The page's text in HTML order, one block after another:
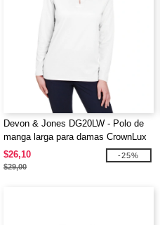
Devon & Jones DG20LW - Polo de
manga larga para damas CrownLux
Performance Plaited
$26,10
$29,00
-25%